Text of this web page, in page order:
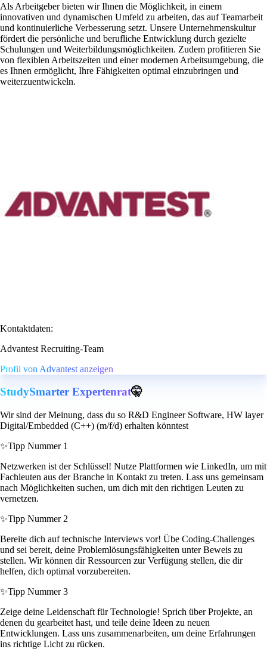
Als Arbeitgeber bieten wir Ihnen die Möglichkeit, in einem
innovativen und dynamischen Umfeld zu arbeiten, das auf Teamarbeit
und kontinuierliche Verbesserung setzt. Unsere Unternehmenskultur
fördert die persönliche und berufliche Entwicklung durch gezielte
Schulungen und Weiterbildungsmöglichkeiten. Zudem profitieren Sie
von flexiblen Arbeitszeiten und einer modernen Arbeitsumgebung, die
es Ihnen ermöglicht, Ihre Fähigkeiten optimal einzubringen und
weiterzuentwickeln.
Kontaktdaten:
Advantest Recruiting-Team
Profil von Advantest anzeigen
StudySmarter Expertenrat🤫
Wir sind der Meinung, dass du so R&D Engineer Software, HW layer
Digital/Embedded (C++) (m/f/d) erhalten könntest
✨Tipp Nummer 1
Netzwerken ist der Schlüssel! Nutze Plattformen wie LinkedIn, um mit
Fachleuten aus der Branche in Kontakt zu treten. Lass uns gemeinsam
nach Möglichkeiten suchen, um dich mit den richtigen Leuten zu
vernetzen.
✨Tipp Nummer 2
Bereite dich auf technische Interviews vor! Übe Coding-Challenges
und sei bereit, deine Problemlösungsfähigkeiten unter Beweis zu
stellen. Wir können dir Ressourcen zur Verfügung stellen, die dir
helfen, dich optimal vorzubereiten.
✨Tipp Nummer 3
Zeige deine Leidenschaft für Technologie! Sprich über Projekte, an
denen du gearbeitet hast, und teile deine Ideen zu neuen
Entwicklungen. Lass uns zusammenarbeiten, um deine Erfahrungen
ins richtige Licht zu rücken.